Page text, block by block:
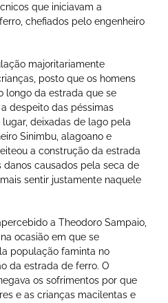
que iniciavam a
chefiados pelo engenheiro
majoritariamente
posto que os homens
longo da estrada que se
despeito das péssimas
deixadas de lago pela
Sinimbu, alagoano e
a construção da estrada
causados pela seca de
sentir justamente naquele
a Theodoro Sampaio,
ocasião em que se
população faminta no
da estrada de ferro. O
os sofrimentos por que
e as crianças macilentas e